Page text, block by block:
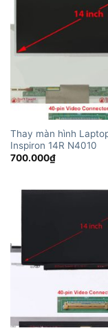
Thay màn hình
Inspiron 14R N4010
700.000₫